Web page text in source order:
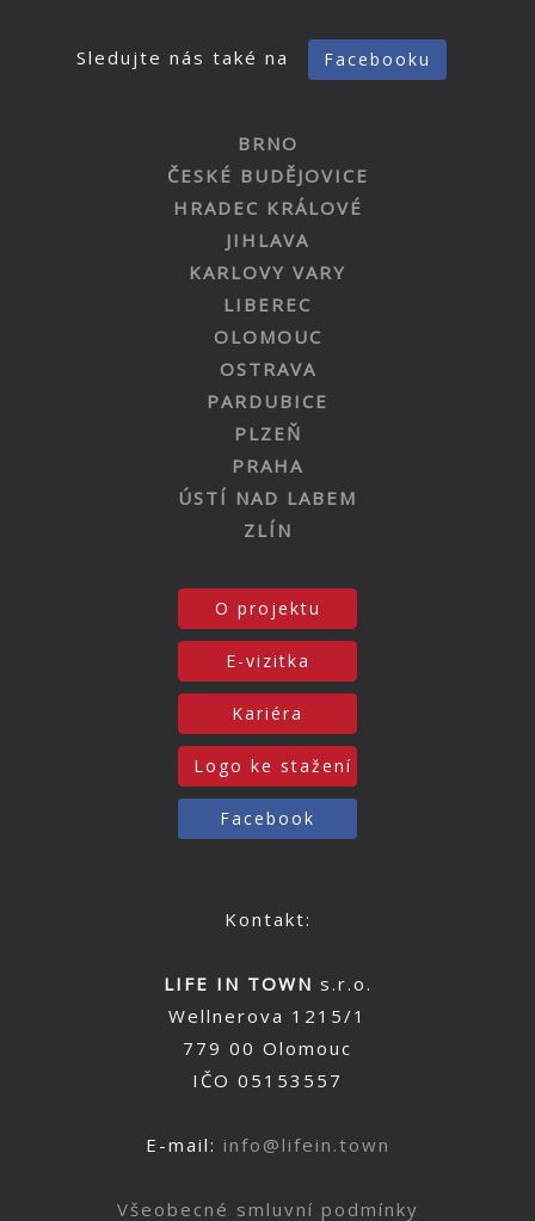
Sledujte nás také na Facebooku
BRNO
ČESKÉ BUDĚJOVICE
HRADEC KRÁLOVÉ
JIHLAVA
KARLOVY VARY
LIBEREC
OLOMOUC
OSTRAVA
PARDUBICE
PLZEŇ
PRAHA
ÚSTÍ NAD LABEM
ZLÍN
O projektu
E-vizitka
Kariéra
Logo ke stažení
Facebook
Kontakt:
LIFE IN TOWN s.r.o.
Wellnerova 1215/1
779 00 Olomouc
IČO 05153557
E-mail: info@lifein.town
Všeobecné smluvní podmínky